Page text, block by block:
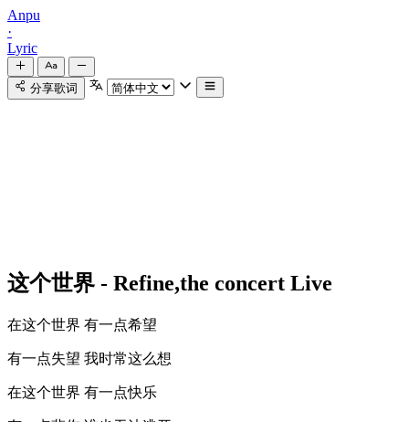
Anpu
·
Lyric
分享歌词
这个世界 - Refine,the concert Live
在这个世界 有一点希望
有一点失望 我时常这么想
在这个世界 有一点快乐